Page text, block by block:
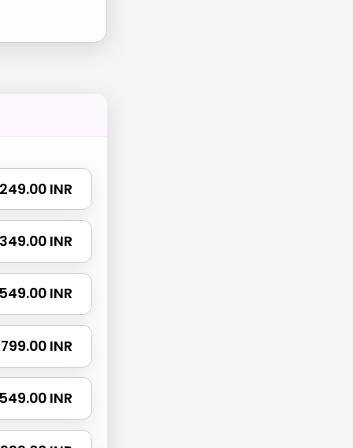
249.00 INR
349.00 INR
549.00 INR
799.00 INR
INR